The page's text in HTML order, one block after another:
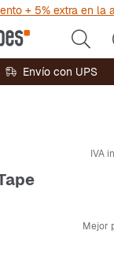
+ 5% extra en la
Envío con UPS
IVA
Mejor